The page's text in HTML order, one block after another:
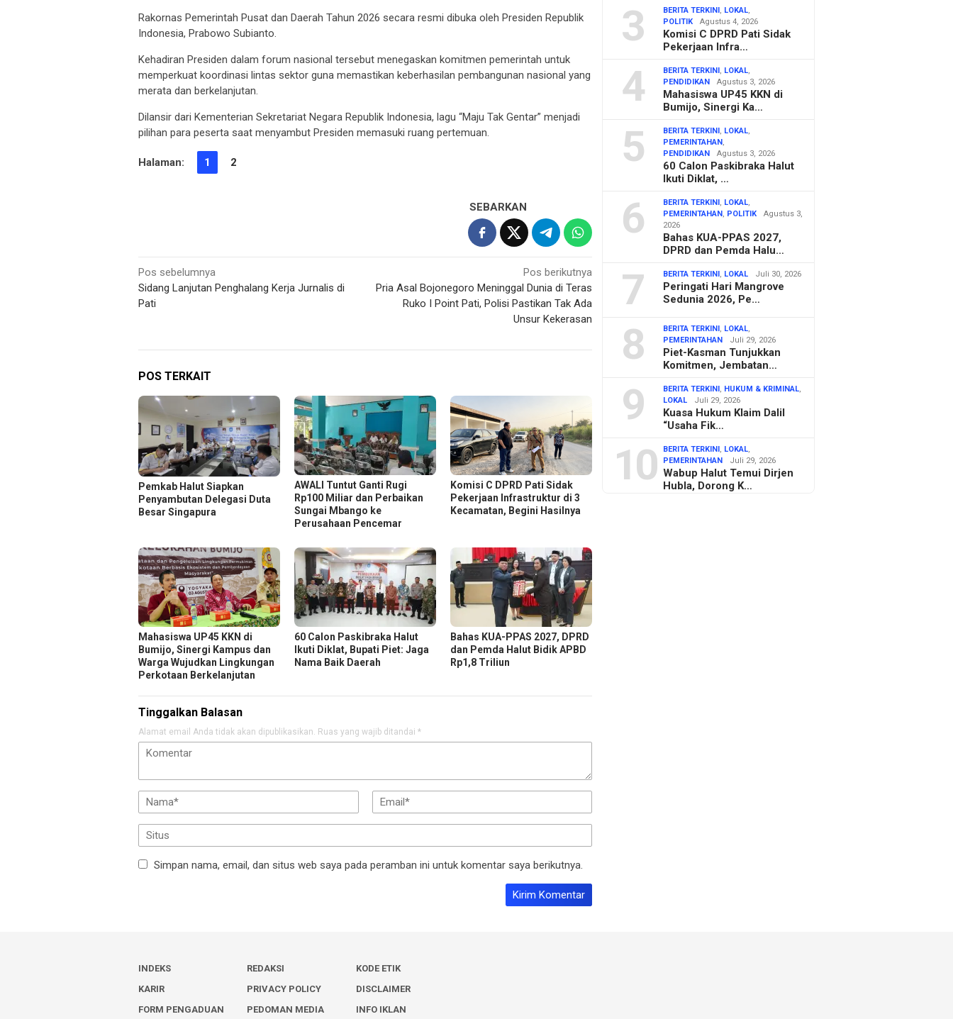
Rakornas Pemerintah Pusat dan Daerah Tahun 2026 secara resmi dibuka oleh Presiden Republik
Indonesia, Prabowo Subianto.
Kehadiran Presiden dalam forum nasional tersebut menegaskan komitmen pemerintah untuk
memperkuat koordinasi lintas sektor guna memastikan keberhasilan pembangunan nasional yang
merata dan berkelanjutan.
Dilansir dari Kementerian Sekretariat Negara Republik Indonesia, lagu “Maju Tak Gentar” menjadi
pilihan para peserta saat menyambut Presiden memasuki ruang pertemuan.
Halaman: 1 2
SEBARKAN
Navigasi
pos
Pos sebelumnya
Sidang Lanjutan Penghalang Kerja Jurnalis di
Pati
Pos berikutnya
Pria Asal Bojonegoro Meninggal Dunia di Teras
Ruko I Point Pati, Polisi Pastikan Tak Ada
Unsur Kekerasan
POS TERKAIT
Pemkab Halut Siapkan
Penyambutan Delegasi Duta
Besar Singapura
AWALI Tuntut Ganti Rugi
Rp100 Miliar dan Perbaikan
Sungai Mbango ke
Perusahaan Pencemar
Komisi C DPRD Pati Sidak
Pekerjaan Infrastruktur di 3
Kecamatan, Begini Hasilnya
Mahasiswa UP45 KKN di
Bumijo, Sinergi Kampus dan
Warga Wujudkan Lingkungan
Perkotaan Berkelanjutan
60 Calon Paskibraka Halut
Ikuti Diklat, Bupati Piet: Jaga
Nama Baik Daerah
Bahas KUA-PPAS 2027, DPRD
dan Pemda Halut Bidik APBD
Rp1,8 Triliun
Tinggalkan Balasan
Alamat email Anda tidak akan dipublikasikan. Ruas yang wajib ditandai *
Simpan nama, email, dan situs web saya pada peramban ini untuk komentar saya berikutnya.
3 BERITA TERKINI , LOKAL,
POLITIK
Agustus 4, 2026
Komisi C DPRD Pati Sidak
Pekerjaan Infra…
4 BERITA TERKINI , LOKAL,
PENDIDIKAN
Agustus 3, 2026
Mahasiswa UP45 KKN di
Bumijo, Sinergi Ka…
5 BERITA TERKINI , LOKAL,
PEMERINTAHAN ,
PENDIDIKAN
Agustus 3, 2026
60 Calon Paskibraka Halut
Ikuti Diklat, …
6 BERITA TERKINI , LOKAL,
PEMERINTAHAN , POLITIK
Agustus 3,
2026
Bahas KUA-PPAS 2027,
DPRD dan Pemda Halu…
7 BERITA TERKINI , LOKAL Juli 30, 2026
Peringati Hari Mangrove
Sedunia 2026, Pe…
8 BERITA TERKINI , LOKAL,
PEMERINTAHAN
Juli 29, 2026
Piet-Kasman Tunjukkan
Komitmen, Jembatan…
9 BERITA TERKINI , HUKUM & KRIMINAL,
LOKAL
Juli 29, 2026
Kuasa Hukum Klaim Dalil
“Usaha Fik…
10 BERITA TERKINI , LOKAL,
PEMERINTAHAN
Juli 29, 2026
Wabup Halut Temui Dirjen
Hubla, Dorong K…
INDEKS REDAKSI
KODE ETIK
KARIR
PRIVACY POLICY
DISCLAIMER
FORM PENGADUAN
PEDOMAN MEDIA
INFO IKLAN